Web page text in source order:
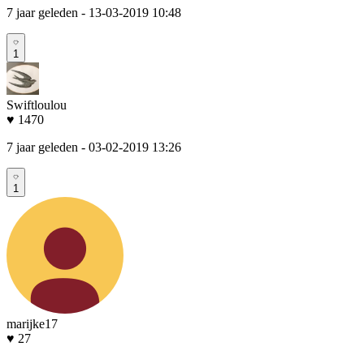
7 jaar geleden - 13-03-2019 10:48
1
Swiftloulou
♥ 1470
7 jaar geleden - 03-02-2019 13:26
1
marijke17
♥ 27